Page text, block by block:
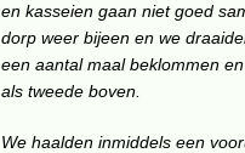
en kasseien gaan niet goed
dorp weer bijeen en we
een aantal maal beklommen
als tweede boven.
We haalden inmiddels een